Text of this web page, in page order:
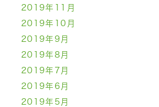
2019年11月
2019年10月
2019年9月
2019年8月
2019年7月
2019年6月
2019年5月